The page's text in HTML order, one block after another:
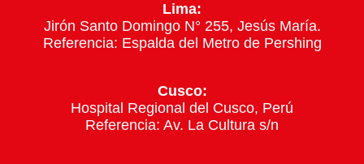
Lima:
Jirón Santo Domingo N° 255, Jesús María.
Referencia: Espalda del Metro de Pershing
Cusco:
Hospital Regional del Cusco, Perú
Referencia: Av. La Cultura s/n